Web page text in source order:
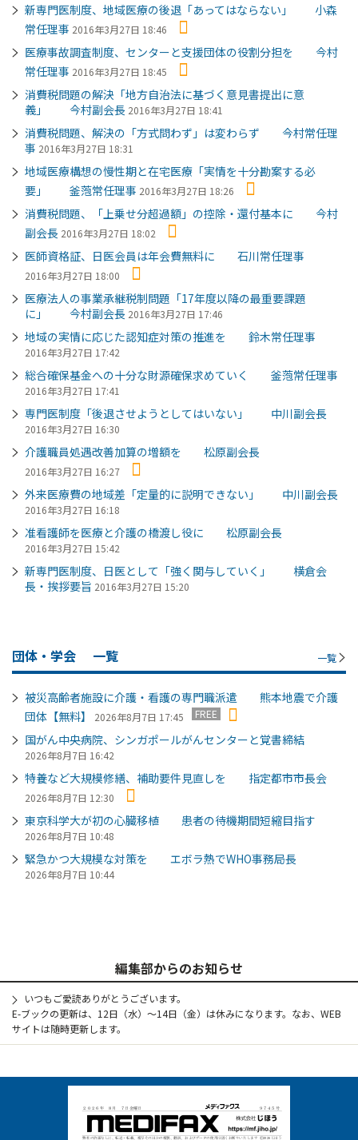
新専門医制度、地域医療の後退「あってはならない」 小森
常任理事 2016年3月27日 18:46
医療事故調査制度、センターと支援団体の役割分担を 今村
常任理事 2016年3月27日 18:45
消費税問題の解決「地方自治法に基づく意見書提出に意
義」 今村副会長 2016年3月27日 18:41
消費税問題、解決の「方式問わず」は変わらず 今村常任理
事 2016年3月27日 18:31
地域医療構想の慢性期と在宅医療「実情を十分勘案する必
要」 釜萢常任理事 2016年3月27日 18:26
消費税問題、「上乗せ分超過額」の控除・還付基本に 今村
副会長 2016年3月27日 18:02
医師資格証、日医会員は年会費無料に 石川常任理事
2016年3月27日 18:00
医療法人の事業承継税制問題「17年度以降の最重要課題
に」 今村副会長 2016年3月27日 17:46
地域の実情に応じた認知症対策の推進を 鈴木常任理事
2016年3月27日 17:42
総合確保基金への十分な財源確保求めていく 釜萢常任理事
2016年3月27日 17:41
専門医制度「後退させようとしてはいない」 中川副会長
2016年3月27日 16:30
介護職員処遇改善加算の増額を 松原副会長
2016年3月27日 16:27
外来医療費の地域差「定量的に説明できない」 中川副会長
2016年3月27日 16:18
准看護師を医療と介護の橋渡し役に 松原副会長
2016年3月27日 15:42
新専門医制度、日医として「強く関与していく」 横倉会
長・挨拶要旨 2016年3月27日 15:20
団体・学会 一覧 一覧
被災高齢者施設に介護・看護の専門職派遣 熊本地震で介護
団体【無料】
2026年8月7日 17:45 FREE
国がん中央病院、シンガポールがんセンターと覚書締結
2026年8月7日 16:42
特養など大規模修繕、補助要件見直しを 指定都市市長会
2026年8月7日 12:30
東京科学大が初の心臓移植 患者の待機期間短縮目指す
2026年8月7日 10:48
緊急かつ大規模な対策を エボラ熱でWHO事務局長
2026年8月7日 10:44
編集部からのお知らせ
いつもご愛読ありがとうございます。
E-ブックの更新は、12日（水）～14日（金）は休みになります。なお、WEB
サイトは随時更新します。